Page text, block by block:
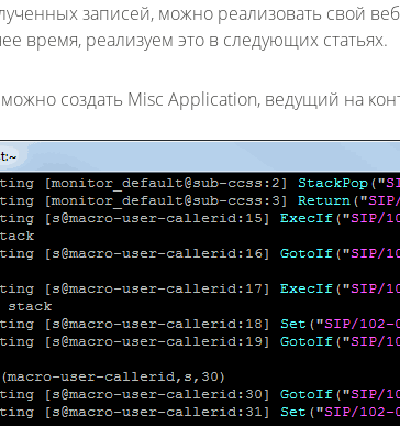
записей, можно реализовать свой
время, реализуем это в следующих статьях.
создать Misc Application, ведущий на